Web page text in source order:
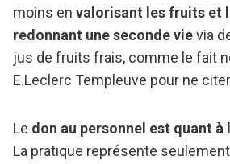
moins en valorisant les fruits et
redonnant une seconde vievia
jus de fruits frais, comme le fait
E.Leclerc Templeuve pour ne
Le don au personnel est quant
La pratique représente